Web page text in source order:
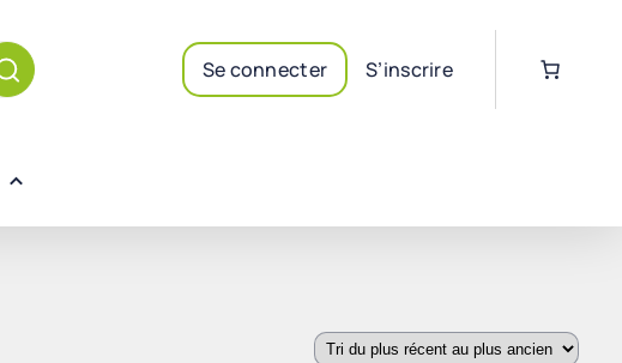
Se connecter S’inscrire